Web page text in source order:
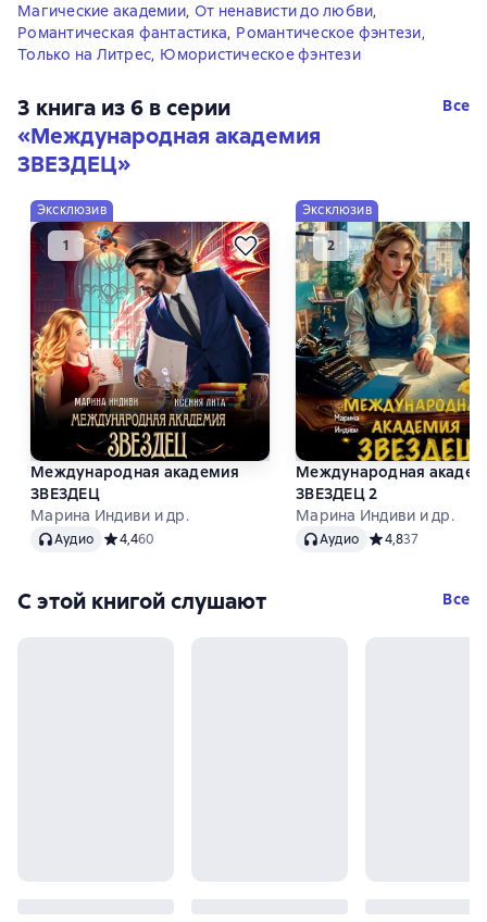
Магические академии, От ненависти до любви,
Романтическая фантастика, Романтическое фэнтези,
Только на Литрес, Юмористическое фэнтези
3 книга из 6 в серии
«Международная академия
ЗВЕЗДЕЦ»
Все
Эксклюзив
Международная академия
ЗВЕЗДЕЦ
Марина Индиви и др.
АудиоАудио Средний рейтинг 4,4 на основе 60 оценок
4,460
Эксклюзив
Международная
ЗВЕЗДЕЦ 2
Марина Индиви и др.
АудиоАудио Средний рейтинг
4,837
С этой книгой слушают Все